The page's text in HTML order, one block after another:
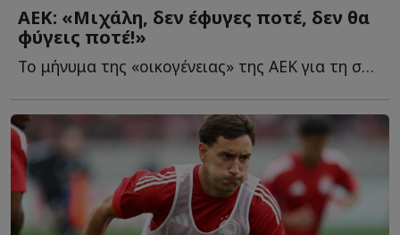
ΑΕΚ: «Μιχάλη, δεν έφυγες ποτέ, δεν θα
φύγεις ποτέ!»
Το μήνυμα της «οικογένειας» της ΑΕΚ για τη συμπλήρωση τ...